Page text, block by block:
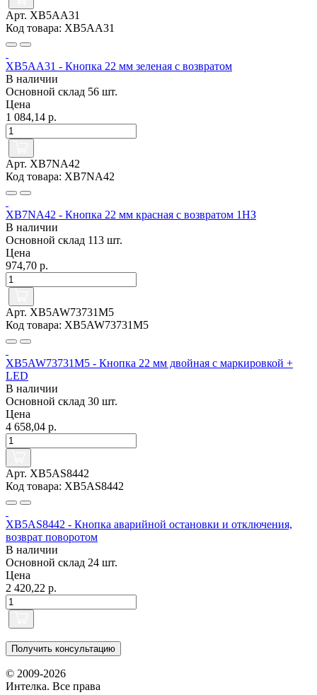
Арт. XB5AA31
Код товара: XB5AA31
XB5AA31 - Кнопка 22 мм зеленая с возвратом
В наличии
Основной склад 56 шт.
Цена
1 084,14 р.
Арт. XB7NA42
Код товара: XB7NA42
XB7NA42 - Кнопка 22 мм красная с возвратом 1НЗ
В наличии
Основной склад 113 шт.
Цена
974,70 р.
Арт. XB5AW73731M5
Код товара: XB5AW73731M5
XB5AW73731M5 - Кнопка 22 мм двойная с маркировкой +
LED
В наличии
Основной склад 30 шт.
Цена
4 658,04 р.
Арт. XB5AS8442
Код товара: XB5AS8442
XB5AS8442 - Кнопка аварийной остановки и отключения,
возврат поворотом
В наличии
Основной склад 24 шт.
Цена
2 420,22 р.
Получить консультацию
© 2009-2026
Интелка. Все права